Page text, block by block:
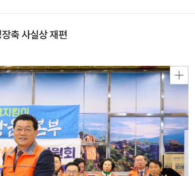
축 사실상 재편